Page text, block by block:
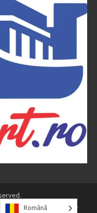
Awaken byThemezHut .
Română